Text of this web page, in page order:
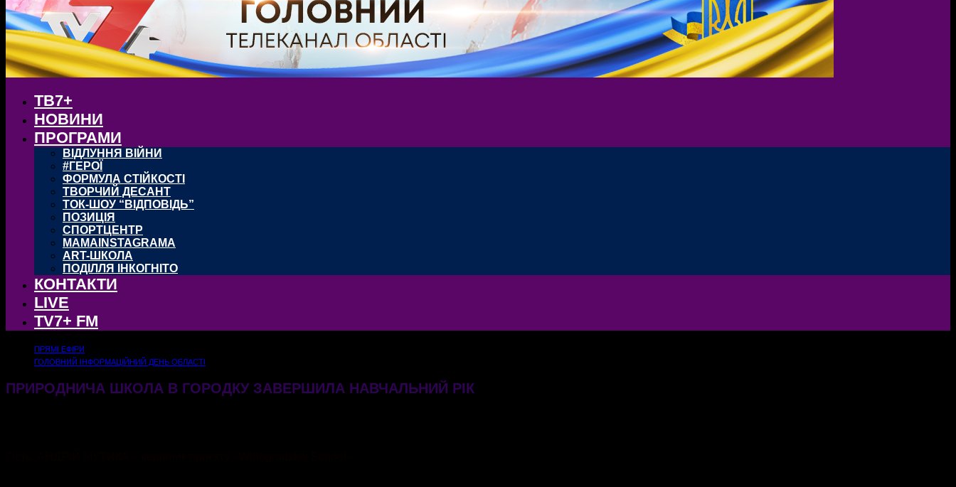
ТВ7+
НОВИНИ
ПРОГРАМИ
ВІДЛУННЯ ВІЙНИ
#ГЕРОЇ
ФОРМУЛА СТІЙКОСТІ
ТВОРЧИЙ ДЕСАНТ
ТОК-ШОУ “ВІДПОВІДЬ”
ПОЗИЦІЯ
СПОРТЦЕНТР
MAMAINSTAGRAMA
ART-ШКОЛА
ПОДІЛЛЯ ІНКОГНІТО
КОНТАКТИ
LIVE
TV7+ FM
ПРЯМІ ЕФІРИ
ГОЛОВНИЙ ІНФОРМАЦІЙНИЙ ДЕНЬ ОБЛАСТІ
ПРИРОДНИЧА ШКОЛА В ГОРОДКУ ЗАВЕРШИЛА НАВЧАЛЬНИЙ РІК